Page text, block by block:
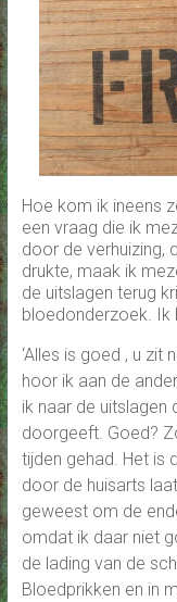
Hoe kom ik ineens
een vraag die ik
door de verhuizing,
drukte, maak ik
de uitslagen terug
bloedonderzoek. Ik
‘Alles is goed , u zit
hoor ik aan de
ik naar de uitslagen
doorgeeft. Goed?
tijden gehad. Het is
door de huisarts
geweest om de
omdat ik daar niet
de lading van de
Bloedprikken en in